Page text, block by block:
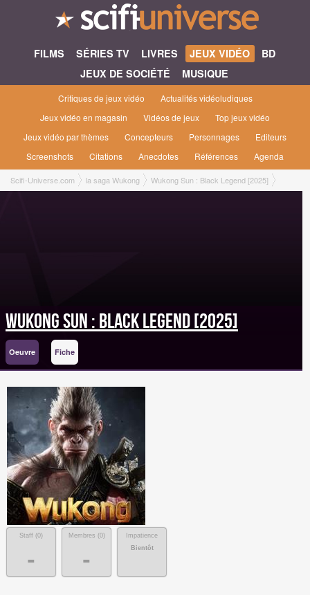
FILMS SÉRIES TV LIVRES JEUX VIDÉO
BD
JEUX DE SOCIÉTÉ
MUSIQUE
Critiques de jeux vidéo
Actualités vidéoludiques
Jeux vidéo en magasin
Vidéos de jeux
Top jeux vidéo
Jeux vidéo par thèmes
Concepteurs Personnages
Editeurs
Screenshots
Citations Anecdotes Références Agenda
Scifi-Universe.com la saga Wukong Wukong Sun : Black Legend [2025]
Wukong Sun : Black Legend [2025]
Oeuvre Fiche
Staff (0)
-
Membres (0)
-
Impatience
Bientôt